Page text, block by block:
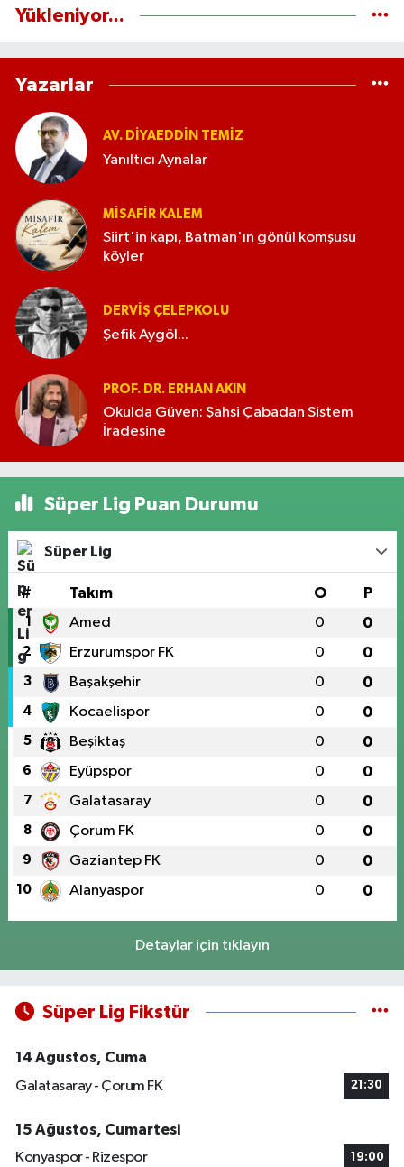
Yükleniyor...
Yazarlar
AV. DIYAEDDIN TEMIZ
Yanıltıcı Aynalar
MISAFIR KALEM
Siirt'in kapı, Batman'ın gönül komşusu
köyler
DERVIŞ ÇELEPKOLU
Şefik Aygöl...
PROF. DR. ERHAN AKIN
Okulda Güven: Şahsi Çabadan Sistem
İradesine
Süper Lig Puan Durumu
Süper Lig
# Takım O P
1 Amed 0 0
2 Erzurumspor FK 0 0
3 Başakşehir 0 0
4 Kocaelispor 0 0
5 Beşiktaş 0 0
6 Eyüpspor 0 0
7 Galatasaray 0 0
8 Çorum FK 0 0
9 Gaziantep FK 0 0
10 Alanyaspor 0 0
Detaylar için tıklayın
Süper Lig Fikstür
14 Ağustos, Cuma
Galatasaray - Çorum FK
21:30
15 Ağustos, Cumartesi
Konyaspor - Rizespor
19:00